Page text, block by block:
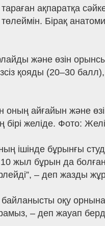
ақпаратқа
Бірақ
және өзін
қояды (20–30
оның айғайын және
бірі желіде. Фото:
ішінде бұрынғы
жыл бұрын да
– деп жазды
оқу
– деп жауап